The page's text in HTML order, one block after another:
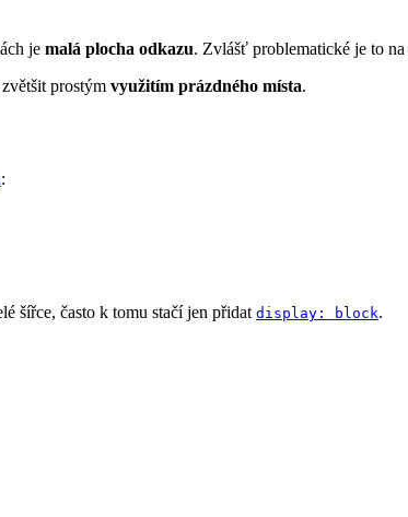
je malá plocha odkazu. Zvlášť problematické je to na
prostým využitím prázdného místa.
:
šířce, často k tomu stačí jen přidat display: block.